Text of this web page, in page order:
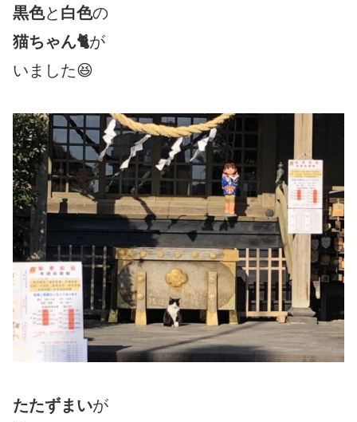
黒色と 白色の
猫ちゃん🐈が
いました😆
たたずまいが